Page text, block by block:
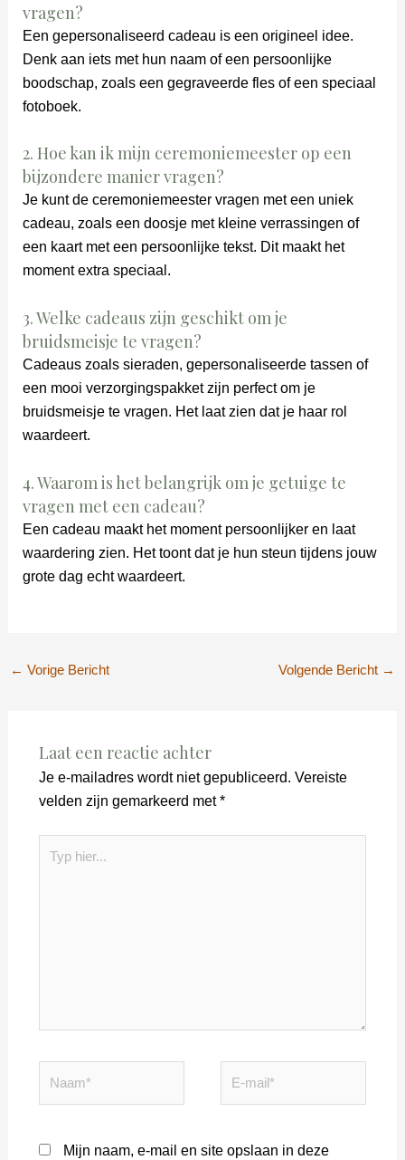
vragen?
Een gepersonaliseerd cadeau is een origineel idee.
Denk aan iets met hun naam of een persoonlijke
boodschap, zoals een gegraveerde fles of een speciaal
fotoboek.
2. Hoe kan ik mijn ceremoniemeester op een
bijzondere manier vragen?
Je kunt de ceremoniemeester vragen met een uniek
cadeau, zoals een doosje met kleine verrassingen of
een kaart met een persoonlijke tekst. Dit maakt het
moment extra speciaal.
3. Welke cadeaus zijn geschikt om je
bruidsmeisje te vragen?
Cadeaus zoals sieraden, gepersonaliseerde tassen of
een mooi verzorgingspakket zijn perfect om je
bruidsmeisje te vragen. Het laat zien dat je haar rol
waardeert.
4. Waarom is het belangrijk om je getuige te
vragen met een cadeau?
Een cadeau maakt het moment persoonlijker en laat
waardering zien. Het toont dat je hun steun tijdens jouw
grote dag echt waardeert.
← Vorige Bericht Volgende Bericht →
Laat een reactie achter
Je e-mailadres wordt niet gepubliceerd. Vereiste
velden zijn gemarkeerd met*
hier...
Mijn naam, e-mail en site opslaan in deze